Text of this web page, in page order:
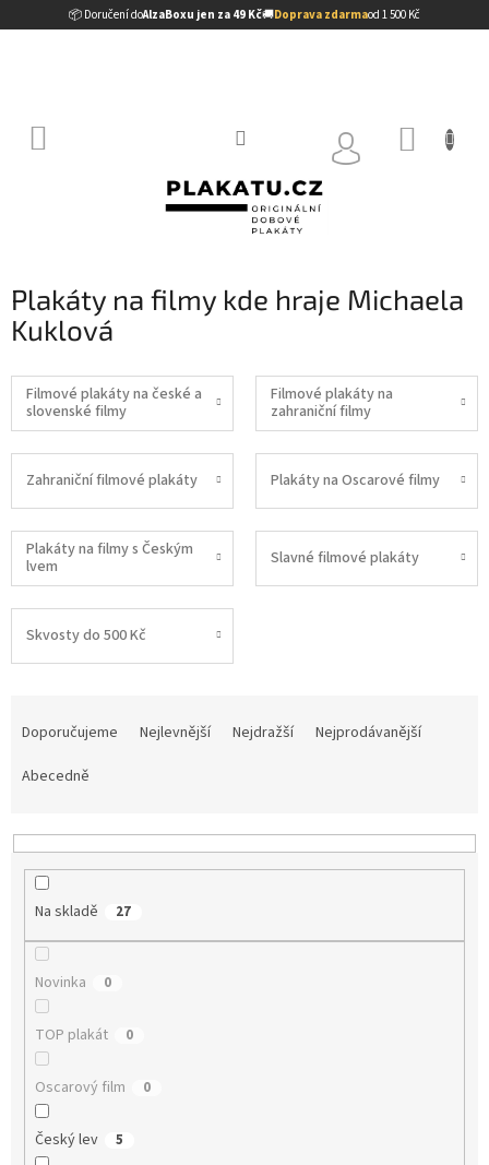
📦 Doručení doAlzaBoxu jen za 49 Kč🚚Doprava zdarmaod 1 500 Kč
na
Plakáty na filmy kde hraje Michaela
Kuklová
Filmové plakáty na české a
slovenské filmy
Filmové plakáty na
zahraniční filmy
Zahraniční filmové plakáty Plakáty na Oscarové filmy
Plakáty na filmy s Českým
lvem
Slavné filmové plakáty
Skvosty do 500 Kč
p
Doporučujeme Nejlevnější Nejdražší
Nejprodávanější
Abecedně
Na skladě 27
Novinka 0
TOP plakát 0
Oscarový film 0
Český lev 5